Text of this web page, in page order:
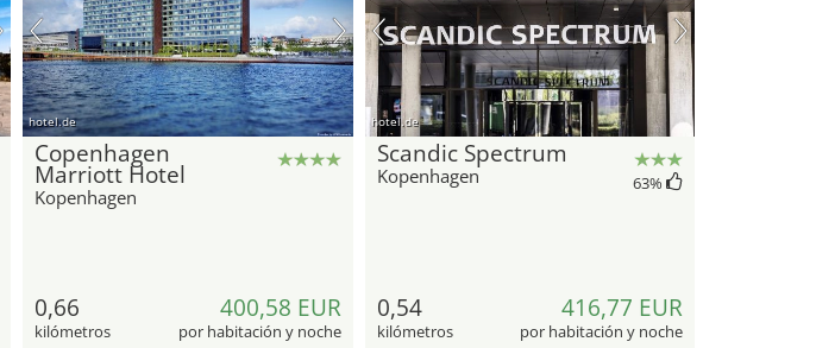
hotel.de
Copenhagen
Marriott Hotel
Kopenhagen
0,66
kilómetros
400,58 EUR
por habitación y noche
hotel.de
Scandic Spectrum
Kopenhagen 63%
0,54
kilómetros
416,77 EUR
por habitación y noche